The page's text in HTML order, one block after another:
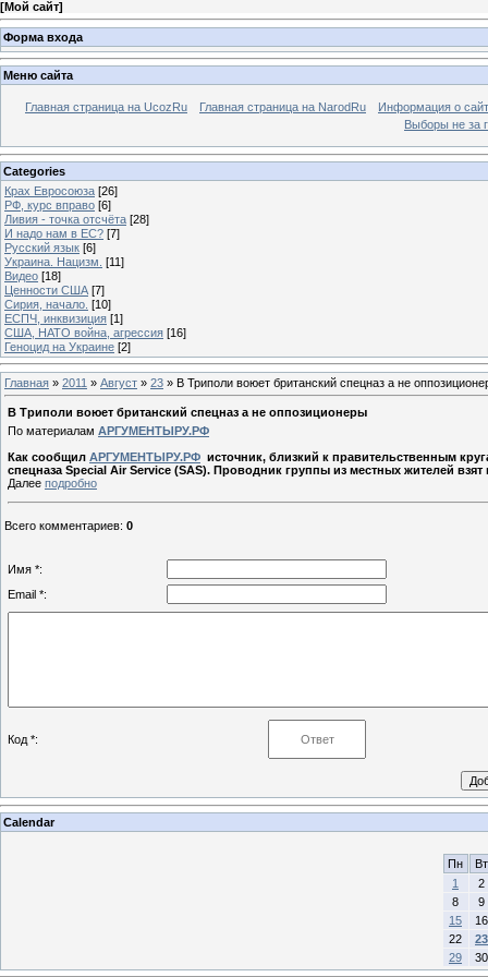
[Мой сайт]
Форма входа
Меню сайта
Главная страница на UcozRu Главная страница на NarodRu
Информация о
Выборы не за
Categories
Крах Евросоюза [26]
РФ, курс вправо [6]
Ливия - точка отсчёта [28]
И надо нам в ЕС? [7]
Русский язык [6]
Украина. Нацизм. [11]
Видео [18]
Ценности США [7]
Сирия, начало. [10]
ЕСПЧ, инквизиция [1]
США, НАТО война, агрессия [16]
Геноцид на Украине [2]
Главная » 2011 » Август » 23 » В Триполи воюет британский спецназ а не
В Триполи воюет британский спецназ а не оппозиционеры
По материалам АРГУМЕНТЫРУ.РФ
Как сообщил АРГУМЕНТЫРУ.РФ источник, близкий к правительственным
спецназа Special Air Service (SAS). Проводник группы из местных жителей
Далее подробно
Всего комментариев: 0
Имя *:
Email *:
Код *:
Calendar
Пн
Вт
1
2
8
9
15
16
22
23
29
30